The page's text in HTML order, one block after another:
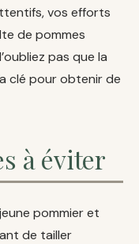
vos efforts
de pommes
pas que la
clé pour obtenir de
à éviter
pommier et
de tailler